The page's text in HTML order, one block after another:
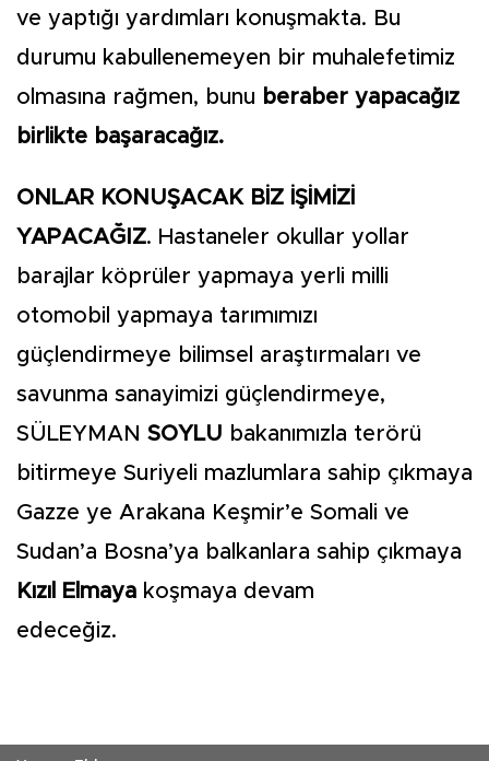
ve yaptığı yardımları konuşmakta. Bu
durumu kabullenemeyen bir muhalefetimiz
olmasına rağmen, bunu beraber yapacağız
birlikte başaracağız.
ONLAR KONUŞACAK BİZ İŞİMİZİ
YAPACAĞIZ. Hastaneler okullar yollar
barajlar köprüler yapmaya yerli milli
otomobil yapmaya tarımımızı
güçlendirmeye bilimsel araştırmaları ve
savunma sanayimizi güçlendirmeye,
SÜLEYMAN SOYLU bakanımızla terörü
bitirmeye Suriyeli mazlumlara sahip çıkmaya
Gazze ye Arakana Keşmir’e Somali ve
Sudan’a Bosna’ya balkanlara sahip çıkmaya
Kızıl Elmaya koşmaya devam
edeceğiz.